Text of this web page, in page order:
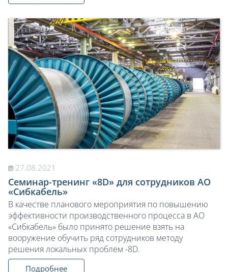
27.08.2021
Семинар-тренинг «8D» для сотрудников АО
«Сибкабель»
В качестве планового мероприятия по повышению
эффективности производственного процесса в АО
«Сибкабель» было принято решение взять на
вооружение обучить ряд сотрудников методу
решения локальных проблем -8D.
Подробнее